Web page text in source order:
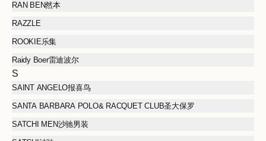
RAN BEN然本
RAZZLE
ROOKIE乐集
Raidy Boer雷迪波尔
S
SAINT ANGELO报喜鸟
SANTA BARBARA POLO& RACQUET CLUB圣大保罗
SATCHI MEN沙驰男装